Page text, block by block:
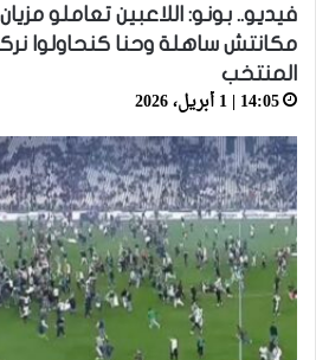
فيديو.. بونو: اللاعبين تعاملو
مكانتش ساهلة وحنا كنحاولوا
المنتخب
14:05 | 1 أبريل، 2026